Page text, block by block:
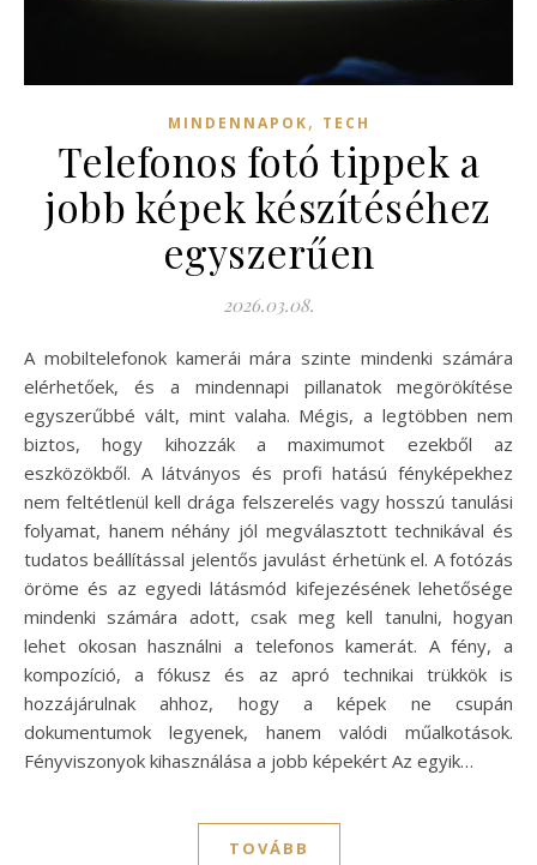
MINDENNAPOK, TECH
Telefonos fotó tippek a
jobb képek készítéséhez
egyszerűen
2026.03.08.
A mobiltelefonok kamerái mára szinte mindenki számára
elérhetőek, és a mindennapi pillanatok megörökítése
egyszerűbbé vált, mint valaha. Mégis, a legtöbben nem
biztos, hogy kihozzák a maximumot ezekből az
eszközökből. A látványos és profi hatású fényképekhez
nem feltétlenül kell drága felszerelés vagy hosszú tanulási
folyamat, hanem néhány jól megválasztott technikával és
tudatos beállítással jelentős javulást érhetünk el. A fotózás
öröme és az egyedi látásmód kifejezésének lehetősége
mindenki számára adott, csak meg kell tanulni, hogyan
lehet okosan használni a telefonos kamerát. A fény, a
kompozíció, a fókusz és az apró technikai trükkök is
hozzájárulnak ahhoz, hogy a képek ne csupán
dokumentumok legyenek, hanem valódi műalkotások.
Fényviszonyok kihasználása a jobb képekért Az egyik…
TOVÁBB